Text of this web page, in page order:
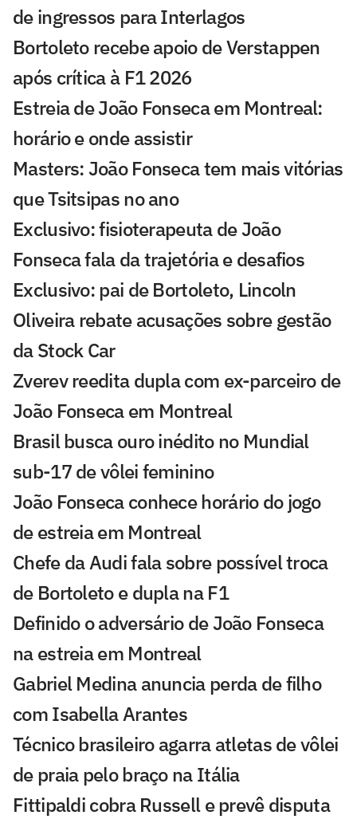
de ingressos para Interlagos
Bortoleto recebe apoio de Verstappen
após crítica à F1 2026
Estreia de João Fonseca em Montreal:
horário e onde assistir
Masters: João Fonseca tem mais vitórias
que Tsitsipas no ano
Exclusivo: fisioterapeuta de João
Fonseca fala da trajetória e desafios
Exclusivo: pai de Bortoleto, Lincoln
Oliveira rebate acusações sobre gestão
da Stock Car
Zverev reedita dupla com ex-parceiro de
João Fonseca em Montreal
Brasil busca ouro inédito no Mundial
sub-17 de vôlei feminino
João Fonseca conhece horário do jogo
de estreia em Montreal
Chefe da Audi fala sobre possível troca
de Bortoleto e dupla na F1
Definido o adversário de João Fonseca
na estreia em Montreal
Gabriel Medina anuncia perda de filho
com Isabella Arantes
Técnico brasileiro agarra atletas de vôlei
de praia pelo braço na Itália
Fittipaldi cobra Russell e prevê disputa